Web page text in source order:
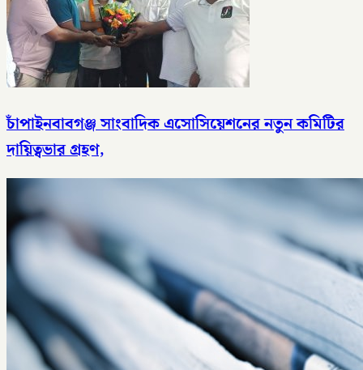
চাঁপাইনবাবগঞ্জ সাংবাদিক এসোসিয়েশনের নতুন কমিটির
দায়িত্বভার গ্রহণ,